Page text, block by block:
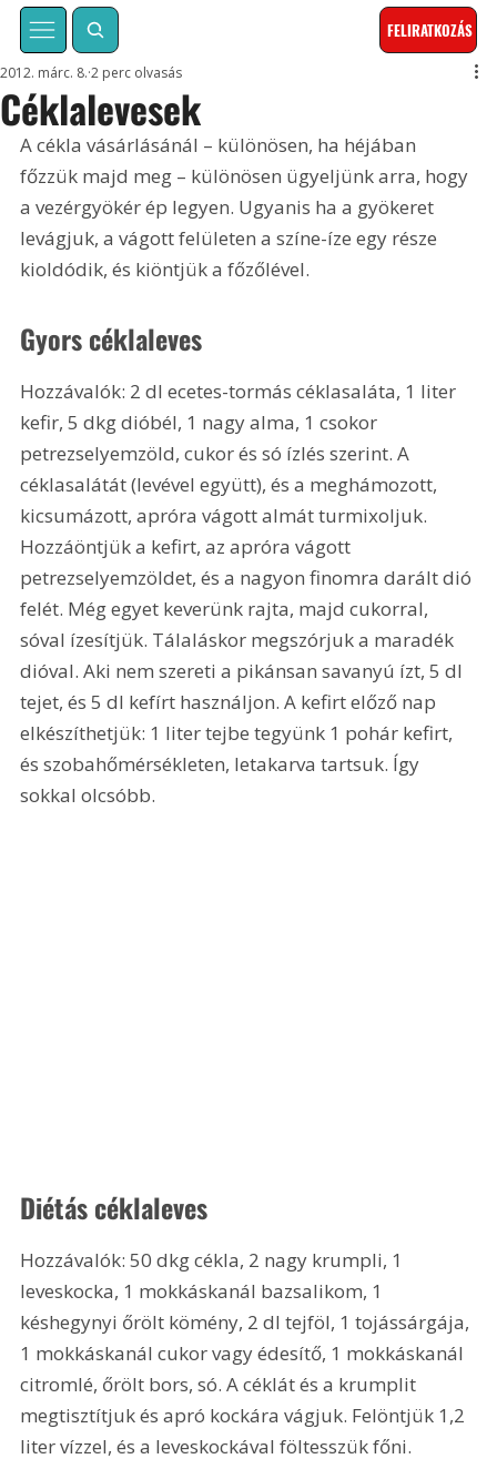
FELIRATKOZÁS
Céklalevesek
2012. márc. 8. 2 perc olvasás
A cékla vásárlásánál – különösen, ha héjában
főzzük majd meg – különösen ügyeljünk arra, hogy
a vezérgyökér ép legyen. Ugyanis ha a gyökeret
levágjuk, a vágott felületen a színe-íze egy része
kioldódik, és kiöntjük a főzőlével.
Gyors céklaleves
Hozzávalók: 2 dl ecetes-tormás céklasaláta, 1 liter
kefir, 5 dkg dióbél, 1 nagy alma, 1 csokor
petrezselyemzöld, cukor és só ízlés szerint. A
céklasalátát (levével együtt), és a meghámozott,
kicsumázott, apróra vágott almát turmixoljuk.
Hozzáöntjük a kefirt, az apróra vágott
petrezselyemzöldet, és a nagyon finomra darált dió
felét. Még egyet keverünk rajta, majd cukorral,
sóval ízesítjük. Tálaláskor megszórjuk a maradék
dióval. Aki nem szereti a pikánsan savanyú ízt, 5 dl
tejet, és 5 dl kefírt használjon. A kefirt előző nap
elkészíthetjük: 1 liter tejbe tegyünk 1 pohár kefirt,
és szobahőmérsékleten, letakarva tartsuk. Így
sokkal olcsóbb.
Diétás céklaleves
Hozzávalók: 50 dkg cékla, 2 nagy krumpli, 1
leveskocka, 1 mokkáskanál bazsalikom, 1
késhegynyi őrölt kömény, 2 dl tejföl, 1 tojássárgája,
1 mokkáskanál cukor vagy édesítő, 1 mokkáskanál
citromlé, őrölt bors, só. A céklát és a krumplit
megtisztítjuk és apró kockára vágjuk. Felöntjük 1,2
liter vízzel, és a leveskockával föltesszük főni.